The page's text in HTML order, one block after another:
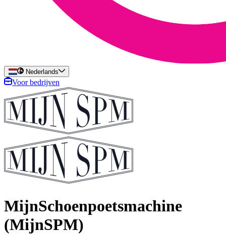
Nederlands
Voor bedrijven
MijnSchoenpoetsmachine
(MijnSPM)